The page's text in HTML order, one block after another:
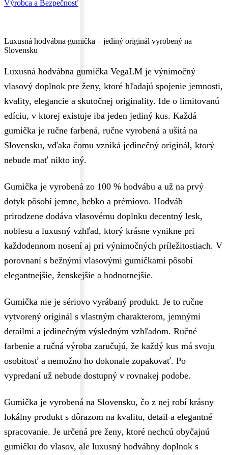
Výrobca a Bezpečnosť
Luxusná hodvábna gumička – jediný originál vyrobený na
Slovensku
Luxusná hodvábna gumička VegaLM je výnimočný
vlasový doplnok pre ženy, ktoré hľadajú spojenie jemnosti,
kvality, elegancie a skutočnej originality. Ide o limitovanú
edíciu, v ktorej existuje iba jeden jediný kus. Každá
gumička je ručne farbená, ručne vyrobená a ušitá na
Slovensku, vďaka čomu vzniká jedinečný originál, ktorý
nebude mať nikto iný.
Gumička je vyrobená zo 100 % hodvábu a už na prvý
dotyk pôsobí jemne, hebko a prémiovo. Hodváb
prirodzene dodáva vlasovému doplnku decentný lesk,
noblesu a luxusný vzhľad, ktorý krásne vynikne pri
každodennom nosení aj pri výnimočných príležitostiach. V
porovnaní s bežnými vlasovými gumičkami pôsobí
elegantnejšie, ženskejšie a hodnotnejšie.
Gumička nie je sériovo vyrábaný produkt. Je to ručne
vytvorený originál s vlastným charakterom, jemnými
detailmi a jedinečným výsledným vzhľadom. Ručné
farbenie a ručná výroba zaručujú, že každý kus má svoju
osobitosť a nemožno ho dokonale zopakovať. Po
vypredaní už nebude dostupný v rovnakej podobe.
Gumička je vyrobená na Slovensku, čo z nej robí krásny
lokálny produkt s dôrazom na kvalitu, detail a elegantné
spracovanie. Je určená pre ženy, ktoré nechcú obyčajnú
gumičku do vlasov, ale luxusný hodvábny doplnok s